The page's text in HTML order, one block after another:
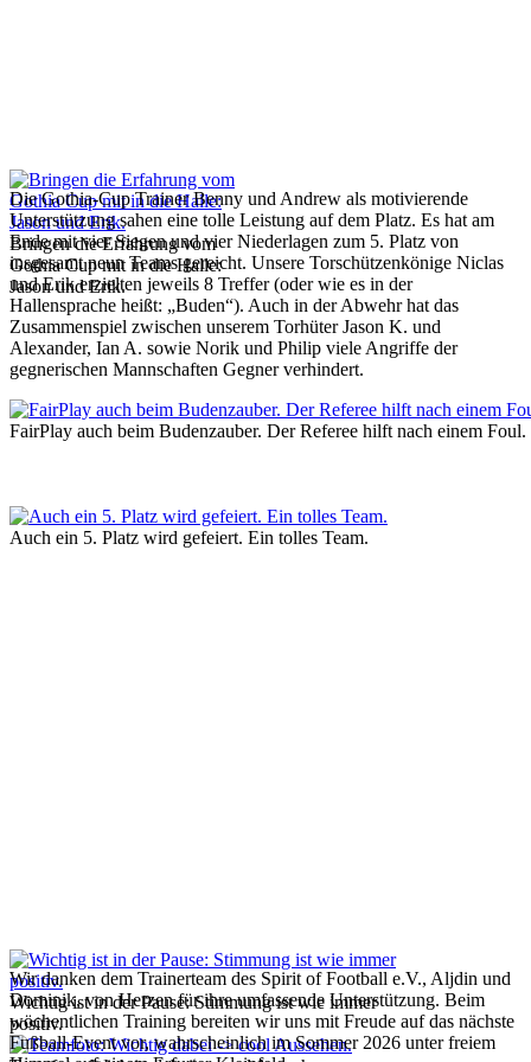
Bringen die Erfahrung vom
Gothia Cup mit in die Halle:
Jason und Erik.
Auch ein 5. Platz wird gefeiert. Ein tolles Team.
Die Gothia-Cup Trainer Benny und Andrew als motivierende
Unterstützung sahen eine tolle Leistung auf dem Platz. Es hat am
Ende mit vier Siegen und vier Niederlagen zum 5. Platz von
insgesamt neun Teams gereicht. Unsere Torschützenkönige Niclas
und Erik erzielten jeweils 8 Treffer (oder wie es in der
Hallensprache heißt: „Buden“). Auch in der Abwehr hat das
Zusammenspiel zwischen unserem Torhüter Jason K. und
Alexander, Ian A. sowie Norik und Philip viele Angriffe der
gegnerischen Mannschaften Gegner verhindert.
FairPlay auch beim Budenzauber. Der Referee hilft nach einem Foul.
Wichtig ist in der Pause: Stimmung ist wie immer
positiv.
Wir danken dem Trainerteam des Spirit of Football e.V., Aljdin und
Dominik, von Herzen für ihre umfassende Unterstützung. Beim
wöchentlichen Training bereiten wir uns mit Freude auf das nächste
Fußball-Event vor, wahrscheinlich im Sommer 2026 unter freiem